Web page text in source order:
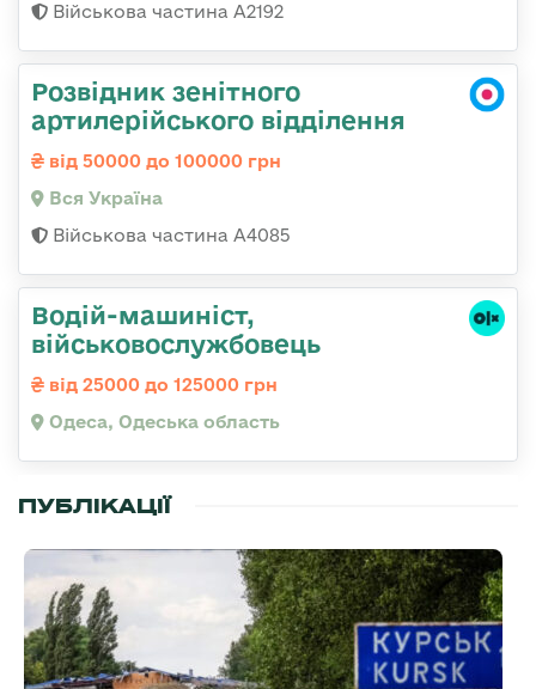
Військова частина А2192
Розвідник зенітного
артилерійського відділення
від 50000 до 100000 грн
Вся Україна
Військова частина А4085
Водій-машиніст,
військовослужбовець
від 25000 до 125000 грн
Одеса, Одеська область
ПУБЛІКАЦІЇ